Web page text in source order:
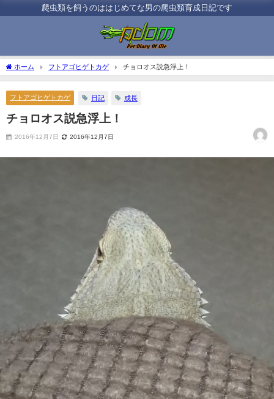
爬虫類を飼うのははじめてな男の爬虫類育成日記です
ホーム フトアゴヒゲトカゲ チョロオス説急浮上！
フトアゴヒゲトカゲ 日記 成長
チョロオス説急浮上！
2016年12月7日 2016年12月7日